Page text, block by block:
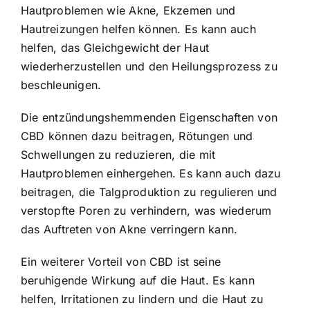
Hautproblemen wie Akne, Ekzemen und
Hautreizungen helfen können. Es kann auch
helfen, das Gleichgewicht der Haut
wiederherzustellen und den Heilungsprozess zu
beschleunigen.
Die entzündungshemmenden Eigenschaften von
CBD können dazu beitragen, Rötungen und
Schwellungen zu reduzieren, die mit
Hautproblemen einhergehen. Es kann auch dazu
beitragen, die Talgproduktion zu regulieren und
verstopfte Poren zu verhindern, was wiederum
das Auftreten von Akne verringern kann.
Ein weiterer Vorteil von CBD ist seine
beruhigende Wirkung auf die Haut. Es kann
helfen, Irritationen zu lindern und die Haut zu